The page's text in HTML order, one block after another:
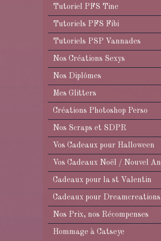
Tutoriel PFS Tine
Tutoriels PFS Fibi
Tutoriels PSP Vannades
Nos Créations Sexys
Nos Diplômes
Mes Glitters
Créations Photoshop Perso
Nos Scraps et SDPR
Vos Cadeaux pour Halloween
Vos Cadeaux Noël / Nouvel An
Cadeaux pour la st Valentin
Cadeaux pour Dreamcreations
Nos Prix, nos Récompenses
Hommage à Catseye